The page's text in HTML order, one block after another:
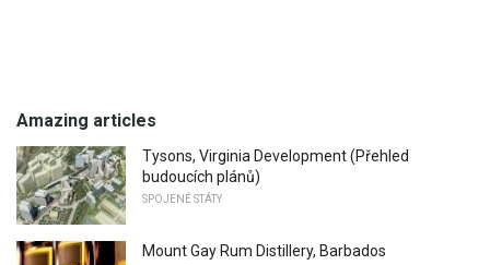
Amazing articles
Tysons, Virginia Development (Přehled
budoucích plánů)
SPOJENÉ STÁTY
Mount Gay Rum Distillery, Barbados